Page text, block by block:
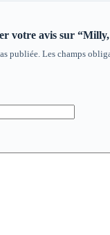
votre avis sur
publiée. Les champs